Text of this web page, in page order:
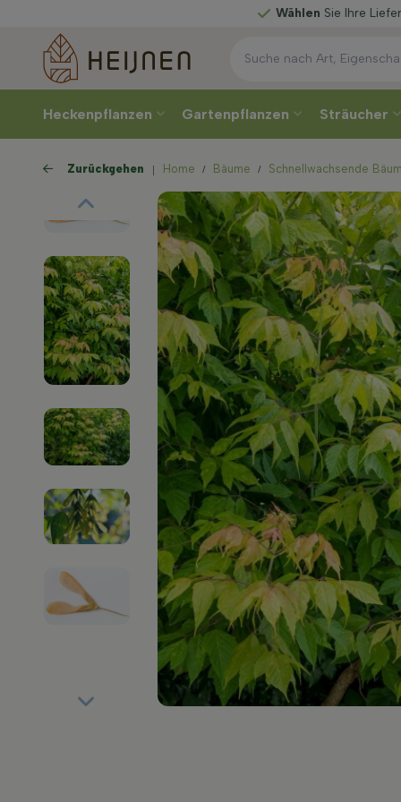
Sie Ihre Lieferwoche
Heckenpflanzen Gartenpflanzen Sträucher
Zurückgehen Home Bäume Schnellwachsende